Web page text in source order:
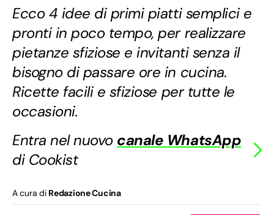
Ecco 4 idee di primi piatti semplici e
pronti in poco tempo, per realizzare
pietanze sfiziose e invitanti senza il
bisogno di passare ore in cucina.
Ricette facili e sfiziose per tutte le
occasioni.
Entra nel nuovo canale WhatsApp
di Cookist
A cura di Redazione Cucina